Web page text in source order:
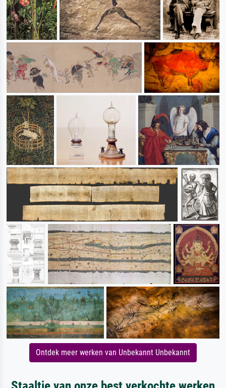
Ontdek meer werken van Unbekannt Unbekannt